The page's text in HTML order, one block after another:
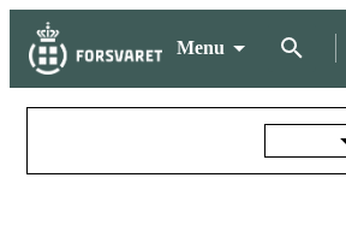
Menu
Søg efter forsker